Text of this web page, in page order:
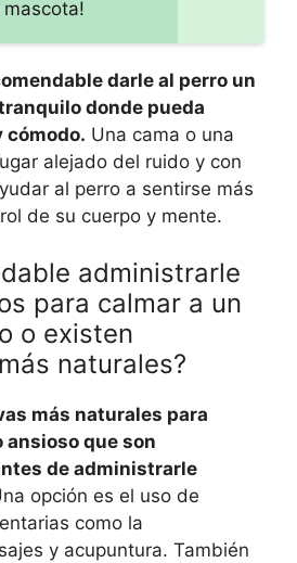
darle al perro un
donde pueda
cómodo. Una cama o una
alejado del ruido y con
al perro a sentirse más
de su cuerpo y mente.
administrarle
para calmar a un
o existen
naturales?
más naturales para
ansioso que son
de administrarle
opción es el uso de
como la
y acupuntura. También